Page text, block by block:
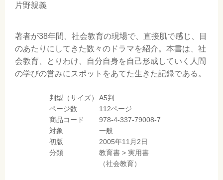
片野親義
著者が38年間、社会教育の現場で、直接肌で感じ、目
のあたりにしてきた数々のドラマを紹介。本書は、社
会教育、とりわけ、自分自身を自己形成していく人間
の学びの営みにスポットをあてた生きた記録である。
判型（サイズ）
A5判
ページ数
112ページ
商品コード
978-4-337-79008-7
対象
一般
初版
2005年11月2日
分類
教育書 > 実用書
（社会教育）